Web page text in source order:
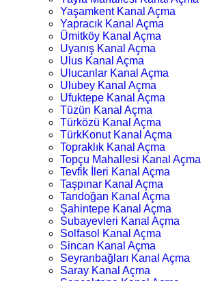
Yaşamkent Kanal Açma
Yapracık Kanal Açma
Ümitköy Kanal Açma
Uyanış Kanal Açma
Ulus Kanal Açma
Ulucanlar Kanal Açma
Ulubey Kanal Açma
Ufuktepe Kanal Açma
Tüzün Kanal Açma
Türközü Kanal Açma
TürkKonut Kanal Açma
Topraklık Kanal Açma
Topçu Mahallesi Kanal Açma
Tevfik İleri Kanal Açma
Taşpınar Kanal Açma
Tandoğan Kanal Açma
Şahintepe Kanal Açma
Subayevleri Kanal Açma
Solfasol Kanal Açma
Sincan Kanal Açma
Seyranbağları Kanal Açma
Saray Kanal Açma